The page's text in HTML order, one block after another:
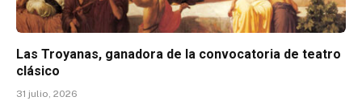
Las Troyanas, ganadora de la convocatoria de teatro
clásico
31 julio, 2026